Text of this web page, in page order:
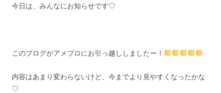
今日は、みんなにお知らせです♡
このブログがアメブロにお引っ越ししましたー！
内容はあまり変わらないけど、今までより見やすくなったかな
♡